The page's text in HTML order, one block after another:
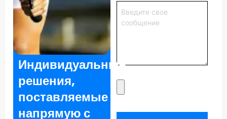
Индивидуальные
решения,
поставляемые
напрямую с